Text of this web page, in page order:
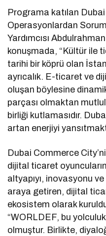
Programa katılan
Operasyonlardan
Yardımcısı
konuşmada, “Kültür ile
tarihi bir köprü olan
ayrıcalık. E-ticaret ve
oluşan böylesine
parçası olmaktan
birliği kutlamasıdır.
artan enerjiyi
Dubai Commerce
dijital ticaret
altyapıyı, inovasyonu
araya getiren, dijital
ekosistem olarak
“WORLDEF, bu
olmuştur. Birlikte,